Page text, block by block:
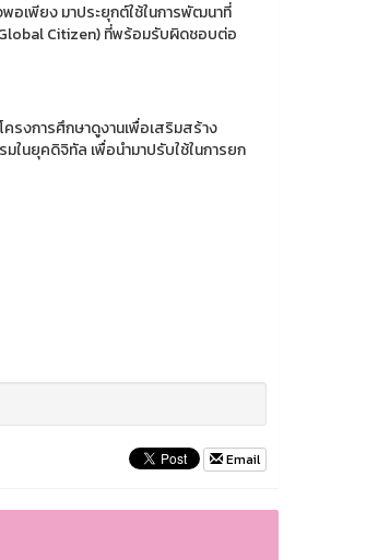
อเพียง มาประยุกต์ใช้ในการพัฒนาที่
Citizen) ที่พร้อมรับผิดชอบต่อ
รงการศึกษาดูงานเพื่อเสริมสร้าง
ในยุคดิจิทัล เพื่อนำมาปรับใช้ในการยก
Email